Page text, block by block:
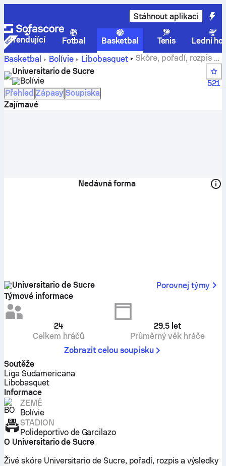
Stáhnout aplikaci
Trendující Fotbal Basketbal Tenis
Lední
Basketbal
Bolívie Libobasquet
Skóre, pořadí, rozpis a
hráči týmu Universitario de Sucre
Universitario de Sucre
Bolívie
521
Přehled Zápasy Soupiska
Zajímavé
Nedávná forma
Universitario de Sucre
Porovnej týmy
Týmové informace
24
Celkem hráčů
29.5 let
Průměrný věk hráče
Zobrazit celou soupisku
Soutěže
Liga Sudamericana
Libobasquet
Informace
ZEMĚ
Bolívie
STADION
Polideportivo de Garcilazo
O Universitario de Sucre
Živé skóre Universitario de Sucre, pořadí, rozpis a výsledky